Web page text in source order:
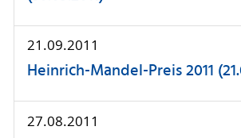
21.09.2011
Heinrich-Mandel-Preis 2011
27.08.2011